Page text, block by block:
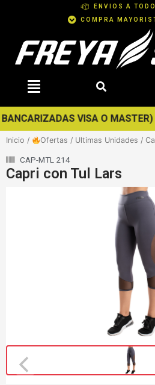
ENVIOS A
COMPRA
VISA O MASTER) ·
Inicio / Ofertas / Ultimas Unidades /
CAP-MTL 214
Capri con Tul Lars